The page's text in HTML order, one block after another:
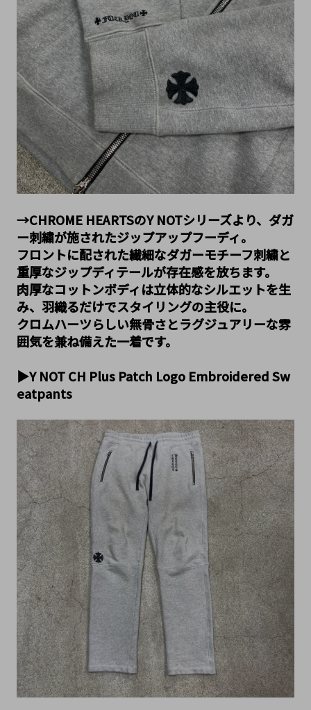
→CHROME HEARTSのY NOTシリーズより、ダガ
ー刺繍が施されたジップアップフーディ。
フロントに配された繊細なダガーモチーフ刺繍と
重厚なジップディテールが存在感を放ちます。
肉厚なコットンボディは立体的なシルエットを生
み、羽織るだけでスタイリングの主役に。
クロムハーツらしい無骨さとラグジュアリーな雰
囲気を兼ね備えた一着です。
▶Y NOT CH Plus Patch Logo Embroidered Sw
eatpants